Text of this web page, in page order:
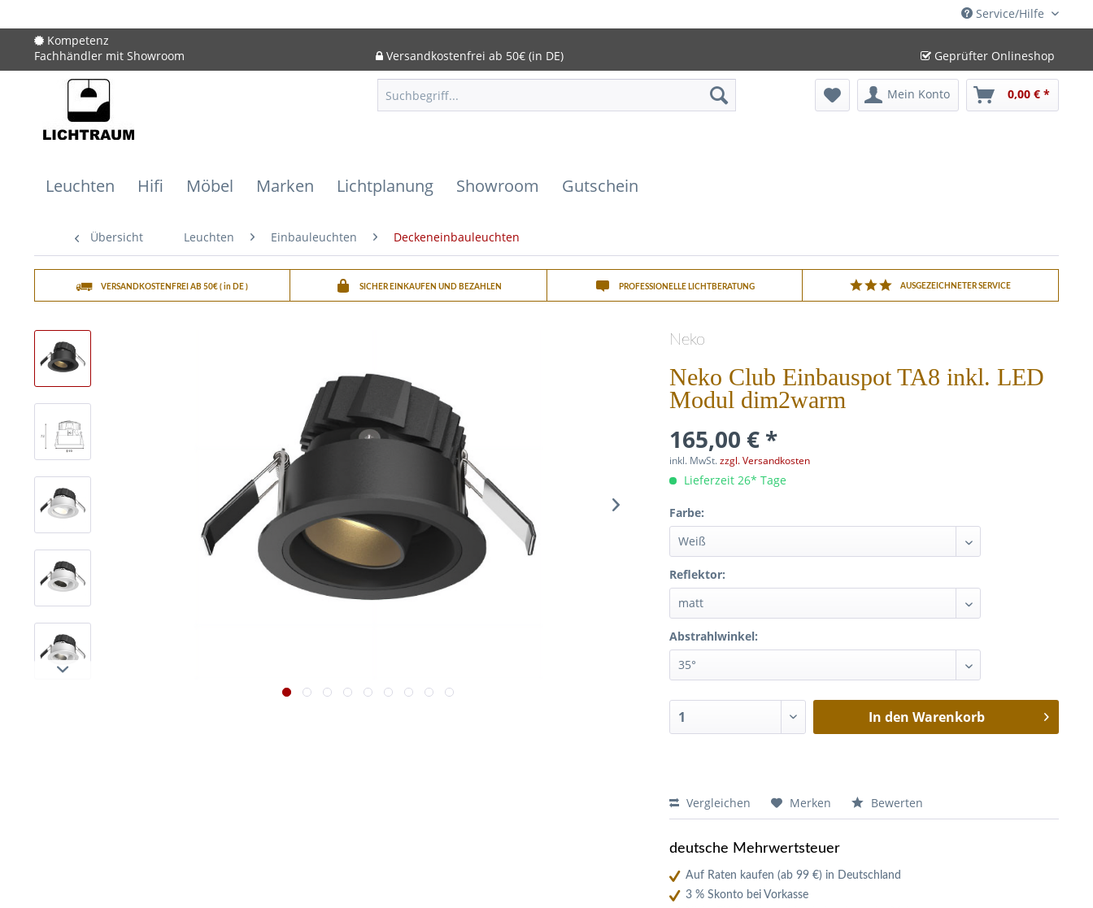
Service/Hilfe
Kompetenz
Fachhändler mit Showroom
Versandkostenfrei ab 50€ (in DE) Geprüfter Onlineshop
Mein Konto 0,00 € *
Leuchten Hifi Möbel Marken Lichtplanung Showroom Gutschein
Übersicht Leuchten Einbauleuchten Deckeneinbauleuchten
VERSANDKOSTENFREI AB 50€ ( in DE ) SICHER EINKAUFEN UND BEZAHLEN PROFESSIONELLE LICHTBERATUNG AUSGEZEICHNETER SERVICE
Neko
Neko Club Einbauspot TA8 inkl. LED
Modul dim2warm
165,00 € *
inkl. MwSt.zzgl. Versandkosten
Lieferzeit 26* Tage
Farbe:
Reflektor:
Abstrahlwinkel:
In den Warenkorb
Vergleichen Merken Bewerten
deutsche Mehrwertsteuer
Auf Raten kaufen (ab 99 €) in Deutschland
3 % Skonto bei Vorkasse